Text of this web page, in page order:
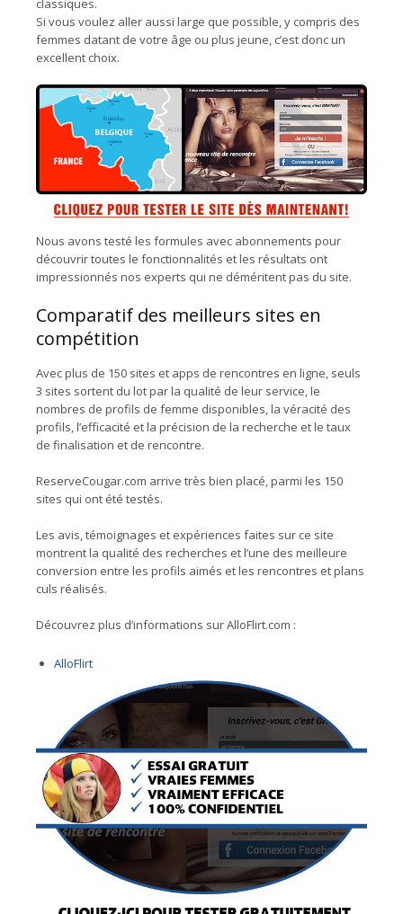
classiques.
Si vous voulez aller aussi large que possible, y compris des
femmes datant de votre âge ou plus jeune, c’est donc un
excellent choix.
Nous avons testé les formules avec abonnements pour
découvrir toutes le fonctionnalités et les résultats ont
impressionnés nos experts qui ne déméritent pas du site.
Comparatif des meilleurs sites en
compétition
Avec plus de 150 sites et apps de rencontres en ligne, seuls
3 sites sortent du lot par la qualité de leur service, le
nombres de profils de femme disponibles, la véracité des
profils, l’efficacité et la précision de la recherche et le taux
de finalisation et de rencontre.
ReserveCougar.com arrive très bien placé, parmi les 150
sites qui ont été testés.
Les avis, témoignages et expériences faites sur ce site
montrent la qualité des recherches et l’une des meilleure
conversion entre les profils aimés et les rencontres et plans
culs réalisés.
Découvrez plus d’informations sur AlloFlirt.com :
AlloFlirt